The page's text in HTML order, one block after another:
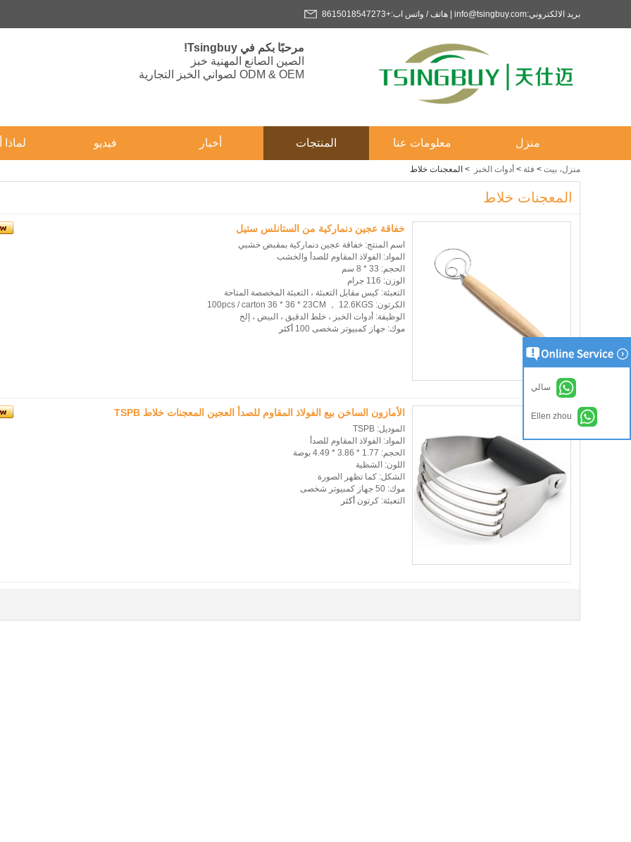
بريد الالكتروني:info@tsingbuy.com | هاتف / واتس اب:+8615018547273
مرحبًا بكم في Tsingbuy!
الصين الصانع المهنية خبز
ODM & OEM لصواني الخبز التجارية
منزل معلومات عنا المنتجات أخبار فيديو لماذا
منزل، بيت > فئة > أدوات الخبز > المعجنات خلاط
المعجنات خلاط
خفاقة عجين دنماركية من الستانلس ستيل
اسم المنتج: خفاقة عجين دنماركية بمقبض خشبي
المواد: الفولاذ المقاوم للصدأ والخشب
الحجم: 33 * 8 سم
الوزن: 116 جرام
التعبئة: كيس مقابل التعبئة ، التعبئة المخصصة المتاحة
الكرتون: 100pcs / carton 36 * 36 * 23CM ， 12.6KGS
الوظيفة: أدوات الخبز ، خلط الدقيق ، البيض ، إلخ
موك: جهاز كمبيوتر شخصى 100
أكثر
الأمازون الساخن بيع الفولاذ المقاوم للصدأ العجين المعجنات خلاط TSPB
الموديل: TSPB
المواد: الفولاذ المقاوم للصدأ
الحجم: 1.77 * 3.86 * 4.49 بوصة
اللون: الشظية
الشكل: كما تظهر الصورة
موك: 50 جهاز كمبيوتر شخصى
التعبئة: كرتون أكثر
سالي
Ellen zhou